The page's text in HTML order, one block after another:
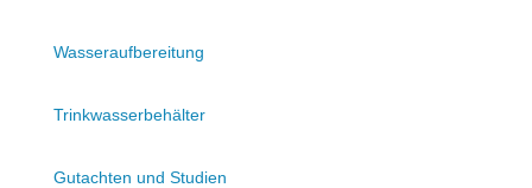
Wasseraufbereitung
Trinkwasserbehälter
Gutachten und Studien